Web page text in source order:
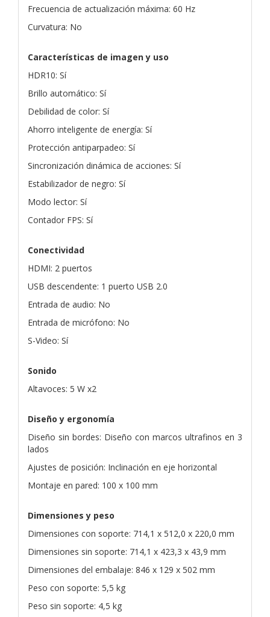
Frecuencia de actualización máxima: 60 Hz
Curvatura: No
Características de imagen y uso
HDR10: Sí
Brillo automático: Sí
Debilidad de color: Sí
Ahorro inteligente de energía: Sí
Protección antiparpadeo: Sí
Sincronización dinámica de acciones: Sí
Estabilizador de negro: Sí
Modo lector: Sí
Contador FPS: Sí
Conectividad
HDMI: 2 puertos
USB descendente: 1 puerto USB 2.0
Entrada de audio: No
Entrada de micrófono: No
S-Video: Sí
Sonido
Altavoces: 5 W x2
Diseño y ergonomía
Diseño sin bordes: Diseño con marcos ultrafinos en 3
lados
Ajustes de posición: Inclinación en eje horizontal
Montaje en pared: 100 x 100 mm
Dimensiones y peso
Dimensiones con soporte: 714,1 x 512,0 x 220,0 mm
Dimensiones sin soporte: 714,1 x 423,3 x 43,9 mm
Dimensiones del embalaje: 846 x 129 x 502 mm
Peso con soporte: 5,5 kg
Peso sin soporte: 4,5 kg